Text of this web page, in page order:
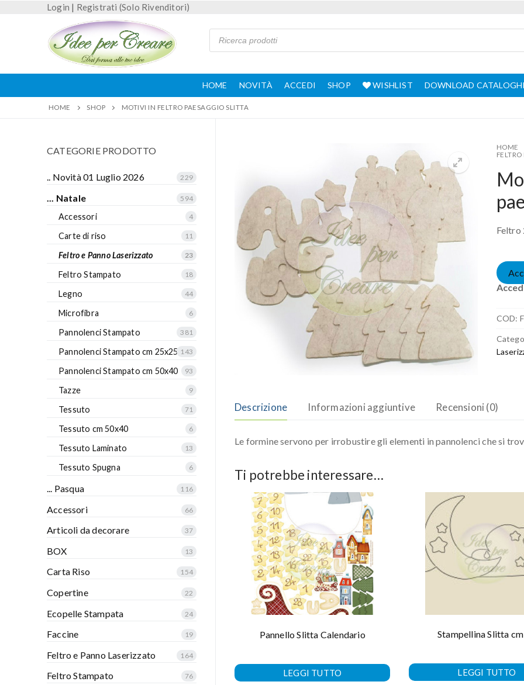
Login | Registrati (Solo Rivenditori)
HOME NOVITÀ ACCEDI SHOP WISHLIST DOWNLOAD
HOME SHOP MOTIVI IN FELTRO PAESAGGIO SLITTA
HOME
Feltro
COD:
Descrizione Informazioni aggiuntive Recensioni (0)
Le formine servono per irrobustire gli elementi in pannolenci che si
Ti potrebbe interessare…
Pannello Slitta Calendario
LEGGI TUTTO
Stampellina Slitta
LEGGI TUTTO
CATEGORIE PRODOTTO
.. Novità 01 Luglio 2026 229
... Natale 594
Accessori 4
Carte di riso 11
Feltro e Panno Laserizzato 23
Feltro Stampato 18
Legno 44
Microfibra 6
Pannolenci Stampato 381
Pannolenci Stampato cm 25x25 143
Pannolenci Stampato cm 50x40 93
Tazze 9
Tessuto 71
Tessuto cm 50x40 6
Tessuto Laminato 13
Tessuto Spugna 6
... Pasqua 116
Accessori 66
Articoli da decorare 37
BOX 13
Carta Riso 154
Copertine 22
Ecopelle Stampata 24
Faccine 19
Feltro e Panno Laserizzato 164
Feltro Stampato 76